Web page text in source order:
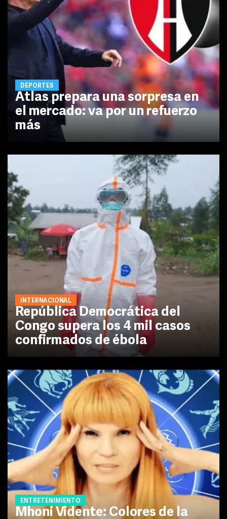
DEPORTES
Atlas prepara una sorpresa en
el mercado: va por un refuerzo
más
INTERNACIONAL
República Democrática del
Congo supera los 4 mil casos
confirmados de ébola
ENTRETENIMIENTO
Mhoni Vidente: Colores de la